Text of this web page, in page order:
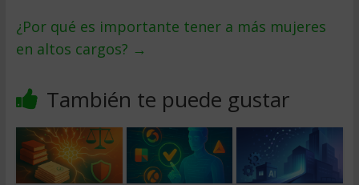
¿Por qué es importante tener a más mujeres
en altos cargos? →
También te puede gustar